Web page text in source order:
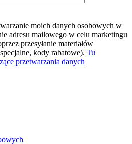
moich danych osobowych w
adresu mailowego w celu marketingu
przesyłanie materiałów
kody rabatowe). Tu
przetwarzania danych